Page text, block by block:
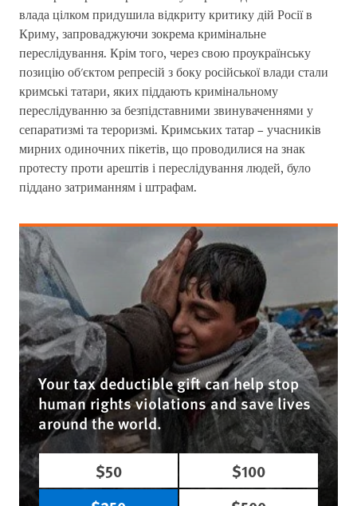
влада цілком придушила відкриту критику дій Росії в
Криму, запроваджуючи зокрема кримінальне
переслідування. Крім того, через свою проукраїнську
позицію об'єктом репресій з боку російської влади стали
кримські татари, яких піддають кримінальному
переслідуванню за безпідставними звинуваченнями у
сепаратизмі та тероризмі. Кримських татар – учасників
мирних одиночних пікетів, що проводилися на знак
протесту проти арештів і переслідування людей, було
піддано затриманням і штрафам.
Your tax deductible gift can help stop
human rights violations and save lives
around the world.
$50
$100